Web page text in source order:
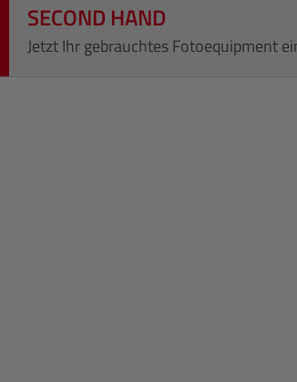
SECOND HAND
Jetzt Ihr gebrauchtes Fotoequipment